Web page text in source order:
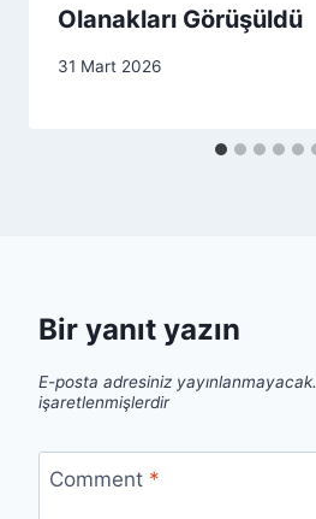
Olanakları Görüşüldü
31 Mart 2026
Bir yanıt yazın
E-posta adresiniz yayınlanmayacak.
işaretlenmişlerdir
Comment *